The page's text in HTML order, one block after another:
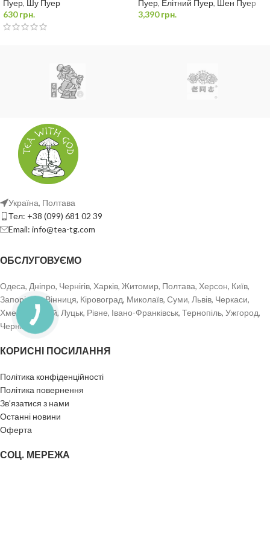
Варити
Настоювати
Заварювання проливом
чайник, тіпод, гайвань
100°С
15 сек*
7 проливів
Перед заварюванням треба промити окропом |
Пуер, Шу Пуер
630грн.
Пуер, Елітний Пуер, Шен Пуер
3,390грн.
Україна, Полтава
Тел: +38 (099) 681 02 39
Email: info@tea-tg.com
ОБСЛУГОВУЄМО
Одеса, Дніпро, Чернігів, Харків, Житомир, Полтава, Херсон, Київ,
Запоріжжя, Вінниця, Кіровоград, Миколаїв, Суми, Львів, Черкаси,
Хмельницький, Луцьк, Рівне, Івано-Франківськ, Тернопіль, Ужгород,
Чернівці.
КОРИСНІ ПОСИЛАННЯ
Політика конфіденційності
Політика повернення
Зв’язатися з нами
Останні новини
Оферта
СОЦ. МЕРЕЖА